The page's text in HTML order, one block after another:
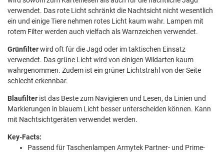
verwendet. Das rote Licht schränkt die Nachtsicht nicht wesentlich
ein und einige Tiere nehmen rotes Licht kaum wahr. Lampen mit
rotem Filter werden auch vielfach als Warnzeichen verwendet.
Grünfilterwird oft für die Jagd oder im taktischen Einsatz
verwendet. Das grüne Licht wird von einigen Wildarten kaum
wahrgenommen. Zudem ist ein grüner Lichtstrahl von der Seite
schlecht erkennbar.
Blaufilter ist das Beste zum Navigieren und Lesen, da Linien und
Markierungen in blauem Licht besser unterscheiden können. Kann
mit Nachtsichtgeräten verwendet werden.
Key-Facts:
Passend für Taschenlampen Armytek Partner- und Prime-